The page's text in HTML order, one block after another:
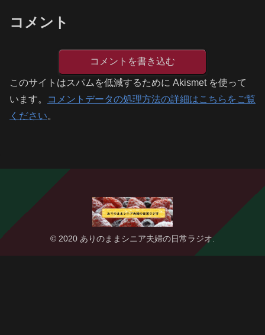
コメント
コメントを書き込む
このサイトはスパムを低減するために Akismet を使って
います。
コメントデータの処理方法の詳細はこちらをご覧
ください。
© 2020 ありのままシニア夫婦の日常ラジオ.